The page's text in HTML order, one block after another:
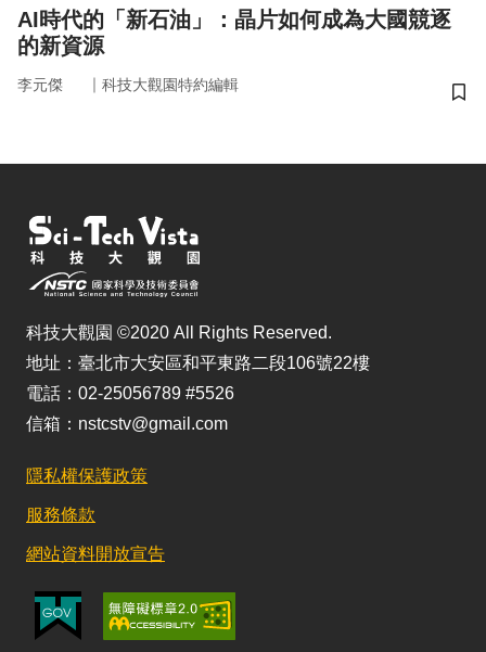
AI時代的「新石油」：晶片如何成為大國競逐
的新資源
李元傑 ｜ 科技大觀園特約編輯
儲
科技大觀園 ©2020 All Rights Reserved.
地址：臺北市大安區和平東路二段106號22樓
電話：02-25056789 #5526
信箱：nstcstv@gmail.com
隱私權保護政策
服務條款
網站資料開放宣告